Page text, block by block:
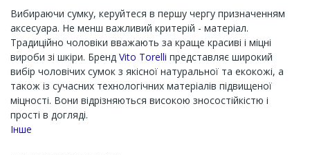
Вибираючи сумку, керуйтеся в першу чергу призначенням
аксесуара. Не менш важливий критерій - матеріал.
Традиційно чоловіки вважають за краще красиві і міцні
вироби зі шкіри. Бренд Vito Torelli представляє широкий
вибір чоловічих сумок з якісної натуральної та екокожі, а
також із сучасних технологічних матеріалів підвищеної
міцності. Вони відрізняються високою зносостійкістю і
прості в догляді.
Channel
Інше